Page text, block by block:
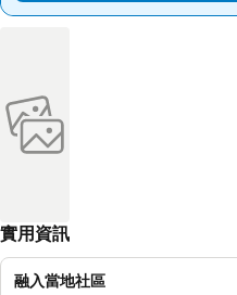
實用資訊
融入當地社區